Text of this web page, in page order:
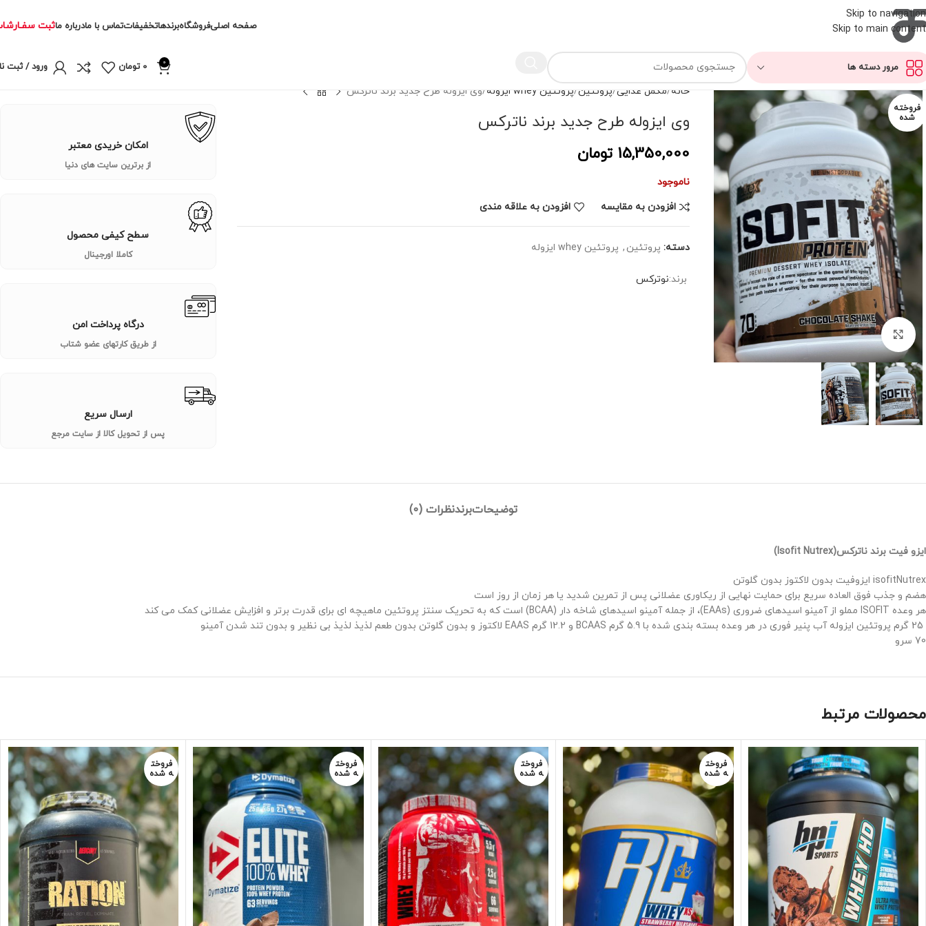
Skip to navigation
Skip to main content
صفحه اصلیفروشگاهبرندهاتخفیفاتتماس با مادرباره ماثبت
مرور دسته ها 0
0 تومان ورود / ثبت
فروخته
شده
برای بزرگنمایی کلیک کنید
خانه مکمل غذایی پروتئین پروتئین whey ایزوله وی ایزوله طرح جدید برند ناترکس
وی ایزوله طرح جدید برند ناترکس
15,350,000 تومان
ناموجود
افزودن به مقایسه
افزودن به علاقه مندی
دسته: پروتئین , پروتئین whey ایزوله
برند:نوترکس
امکان خریدی معتبر
از برترین سایت های دنیا
سطح کیفی محصول
کاملا اورجینال
درگاه پرداخت امن
از طریق کارتهای عضو شتاب
ارسال سریع
پس از تحویل کالا از سایت مرجع
توضیحاتبرندنظرات (0)
ایزو فیت برند ناترکس(Isofit Nutrex)
isofitNutrex ایزوفیت بدون لاکتوز بدون گلوتن
هضم و جذب فوق العاده سریع برای حمایت نهایی از ریکاوری عضلانی پس از تمرین شدید یا هر زمان از روز است
هر وعده ISOFIT مملو از آمینو اسیدهای ضروری (EAAs)، از جمله آمینو اسیدهای شاخه دار (BCAA) است که به تحریک سنتز پروتئین ماهیچه ای برای قدرت برتر و افزایش عضلانی کمک می کند
70 سرو
محصولات مرتبط
فروخت
ه شده
فروخت
ه شده
فروخت
ه شده
فروخت
ه شده